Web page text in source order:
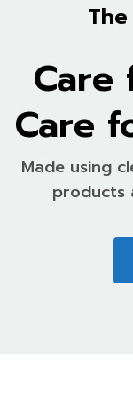
Care
Care
Made using
products